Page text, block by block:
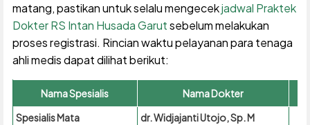
matang, pastikan untuk selalu mengecekjadwal Praktek
Dokter RS Intan Husada Garutsebelum melakukan
proses registrasi. Rincian waktu pelayanan para tenaga
ahli medis dapat dilihat berikut:
Nama Spesialis
Nama Dokter
Spesialis Mata
dr. Widjajanti Utojo, Sp. M